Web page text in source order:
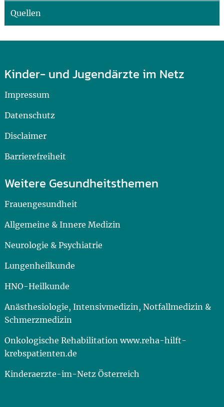
Quellen
Kinder- und Jugendärzte im Netz
Impressum
Datenschutz
Disclaimer
Barrierefreiheit
Weitere Gesundheitsthemen
Frauengesundheit
Allgemeine & Innere Medizin
Neurologie & Psychiatrie
Lungenheilkunde
HNO-Heilkunde
Anästhesiologie, Intensivmedizin, Notfallmedizin &
Schmerzmedizin
Onkologische Rehabilitation www.reha-hilft-
krebspatienten.de
Kinderaerzte-im-Netz Österreich